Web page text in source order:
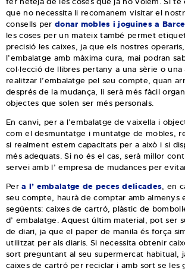
que no necessita li recomanem visitar el
consells per donar mobles i joguines a
les coses per un mateix també permet
precisió les caixes, ja que els nostres
l’embalatge amb màxima cura, mai podran
col·lecció de llibres pertany a una sèrie o
realitzar l’embalatge pel seu compte, quan
després de la mudança, li serà més fàcil
objectes que solen ser més personals.
En canvi, per a l’embalatge de vaixella i
com el desmuntatge i muntatge de mobles,
si realment estem capacitats per a això i si
més adequats. Si no és el cas, serà millor
servei amb l’ empresa de mudances per
Pera l’ embalatge de peces delicades, en
seu compte, haurà de comptar amb almenys
següents: caixes de cartró, plàstic de
d’ embalatge. Aquest últim material, pot ser
de diari, ja que el paper de manila és força
utilitzat per als diaris. Si necessita obtenir
sort preguntant al seu supermercat habitual,
caixes de cartró per reciclar i amb sort se les